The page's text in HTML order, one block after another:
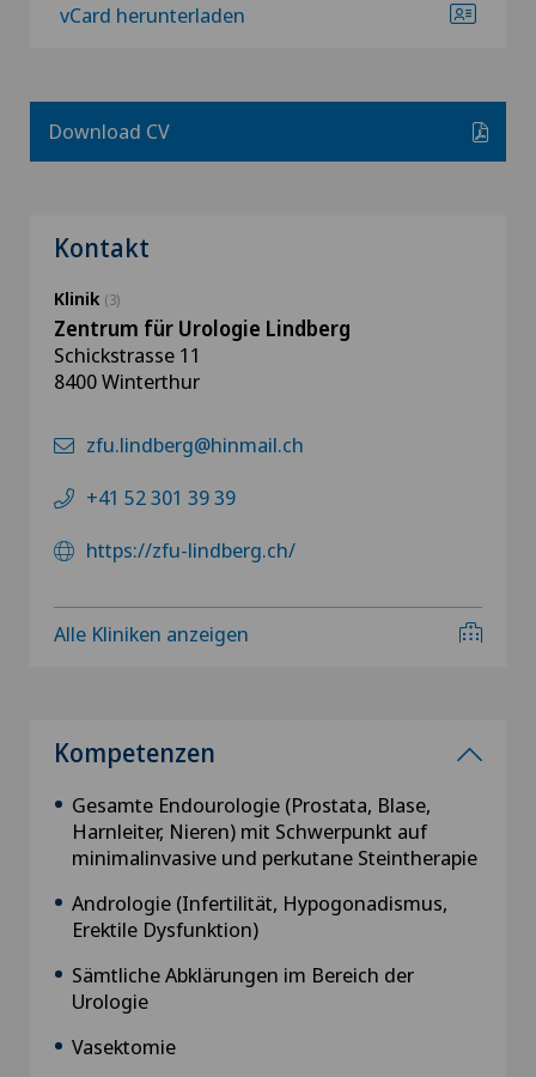
vCard herunterladen
Download CV
Kontakt
Klinik (3)
Zentrum für Urologie Lindberg
Schickstrasse 11
8400 Winterthur
zfu.lindberg@hinmail.ch
+41 52 301 39 39
https://zfu-lindberg.ch/
Alle Kliniken anzeigen
Kompetenzen
Gesamte Endourologie (Prostata, Blase,
Harnleiter, Nieren) mit Schwerpunkt auf
minimalinvasive und perkutane Steintherapie
Andrologie (Infertilität, Hypogonadismus,
Erektile Dysfunktion)
Sämtliche Abklärungen im Bereich der
Urologie
Vasektomie